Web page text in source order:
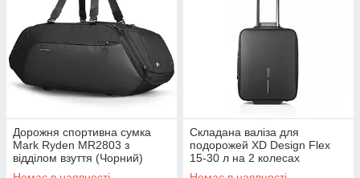
Дорожня спортивна сумка
Mark Ryden MR2803 з
відділом взуття (Чорний)
Складана валіза для
подорожей XD Design Flex
15-30 л на 2 колесах
(Чорний)